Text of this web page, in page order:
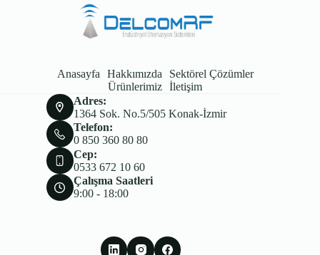
Anasayfa Hakkımızda
Sektörel Çözümler
Ürünlerimiz İletişim
Adres:
1364 Sok. No.5/505 Konak-İzmir
Telefon:
0 850 360 80 80
Cep:
0533 672 10 60
Çalışma Saatleri
9:00 - 18:00